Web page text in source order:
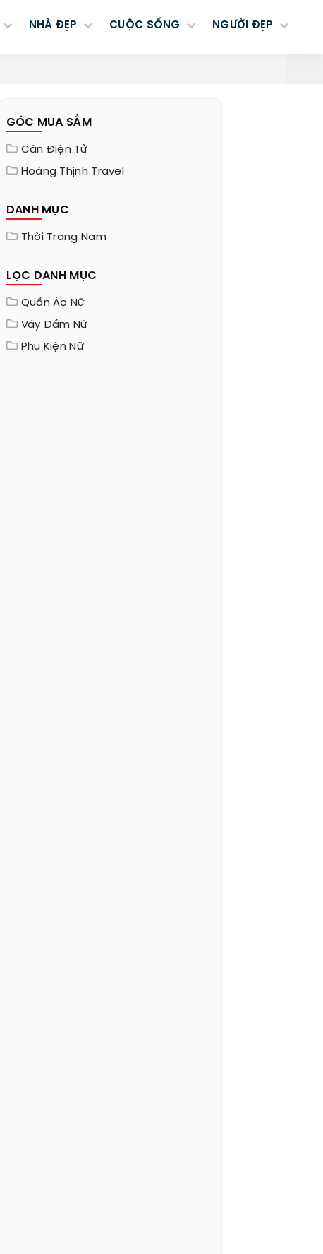
NHÀ ĐẸP CUỘC SỐNG NGƯỜI ĐẸP
GÓC MUA SẮM
Cân Điện Tử
Hoàng Thịnh Travel
DANH MỤC
Thời Trang Nam
LỌC DANH MỤC
Quần Áo Nữ
Váy Đầm Nữ
Phụ Kiện Nữ